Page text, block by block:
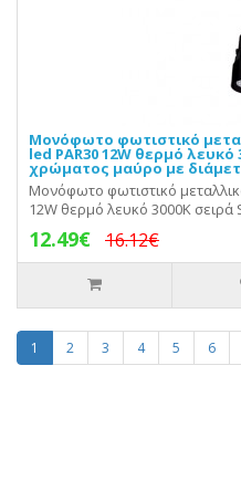
Μονόφωτο φωτιστικό
led PAR30 12W θερμό λευκό
χρώματος μαύρο με
Μονόφωτο φωτιστικό
12W θερμό λευκό 3000Κ σειρά
12.49€ 16.12€
1 2 3 4 5 6